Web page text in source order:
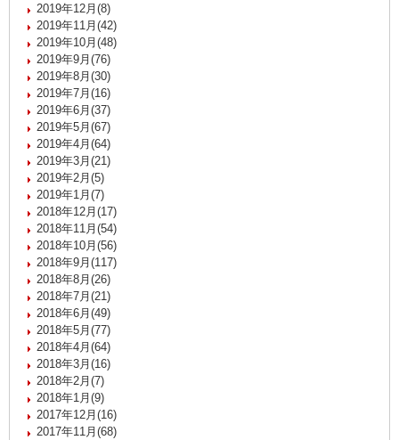
2019年12月(8)
2019年11月(42)
2019年10月(48)
2019年9月(76)
2019年8月(30)
2019年7月(16)
2019年6月(37)
2019年5月(67)
2019年4月(64)
2019年3月(21)
2019年2月(5)
2019年1月(7)
2018年12月(17)
2018年11月(54)
2018年10月(56)
2018年9月(117)
2018年8月(26)
2018年7月(21)
2018年6月(49)
2018年5月(77)
2018年4月(64)
2018年3月(16)
2018年2月(7)
2018年1月(9)
2017年12月(16)
2017年11月(68)